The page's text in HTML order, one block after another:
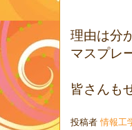
理由は分
マスプレ
皆さんも
投稿者情報工